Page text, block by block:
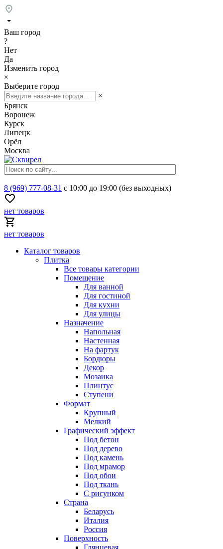
Ваш город
?
Нет
Да
Изменить город
×
Выберите город
×
Брянск
Воронеж
Курск
Липецк
Орёл
Москва
8 (969) 777-08-31 с 10:00 до 19:00 (без выходных)
нет товаров
нет товаров
Каталог товаров
Плитка
Все товары категории
Помещение
Для ванной
Для гостиной
Для кухни
Для улицы
Назначение
Напольная
Настенная
На фартук
Бордюры
Декор
Мозаика
Плинтус
Ступени
Формат
Крупный
Мелкий
Графический эффект
Под бетон
Под дерево
Под камень
Под мрамор
Под обои
Под ткань
С рисунком
Страна
Беларусь
Италия
Россия
Поверхность
Глянцевая